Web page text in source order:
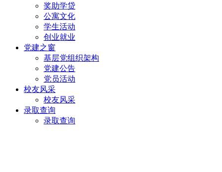
奖助学贷
公寓文化
学生活动
创业就业
党建之窗
基层党组织架构
党建公告
党员活动
校友风采
校友风采
录取查询
录取查询